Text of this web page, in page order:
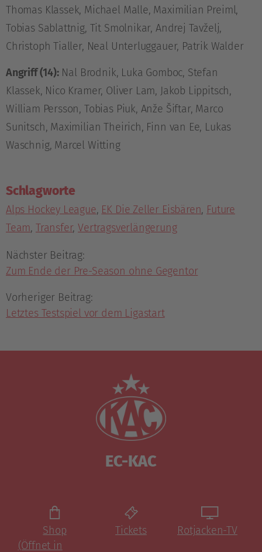
Thomas Klassek, Michael Malle, Maximilian Preiml,
Tobias Sablattnig, Tit Smolnikar, Andrej Tavželj,
Christoph Tialler, Neal Unterluggauer, Patrik Walder
Angriff (14):Nal Brodnik, Luka Gomboc, Stefan
Klassek, Nico Kramer, Oliver Lam, Jakob Lippitsch,
William Persson, Tobias Piuk, Anže Šiftar, Marco
Sunitsch, Maximilian Theirich, Finn van Ee, Lukas
Waschnig, Marcel Witting
Schlagworte
Alps Hockey League, EK Die Zeller Eisbären, Future
Team, Transfer,Vertragsverlängerung
Nächster Beitrag:
Zum Ende der Pre-Season ohne Gegentor
Vorheriger Beitrag:
Letztes Testspiel vor dem Ligastart
EC-KAC
Shop
(Öffnet in
Tickets Rotjacken-TV